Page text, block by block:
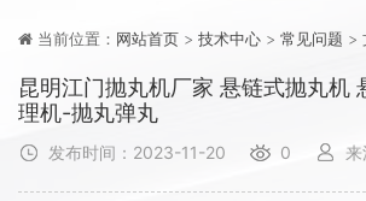
当前位置： 网站首页 > 技术中心 > 常见问题 >
昆明江门抛丸机厂家 悬链式抛丸机
理机-抛丸弹丸
发布时间：2023-11-20 0